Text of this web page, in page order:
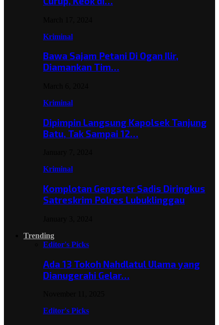
Kriminal
Bawa Sajam Petani Di Ogan Ilir,
Diamankan Tim…
Kriminal
Dipimpin Langsung Kapolsek Tanjung
Batu, Tak Sampai 12…
Kriminal
Komplotan Gengster Sadis Diringkus
Satreskrim Polres Lubuklinggau
Trending
Editor's Picks
Ada 13 Tokoh Nahdlatul Ulama yang
Dianugerahi Gelar…
Editor's Picks